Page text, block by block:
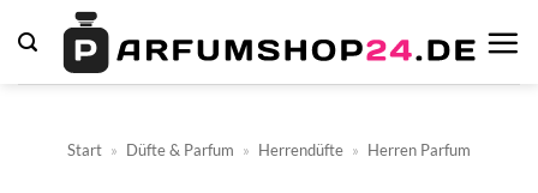
Inhalt
springen
Start » Düfte & Parfum » Herrendüfte » Herren Parfum